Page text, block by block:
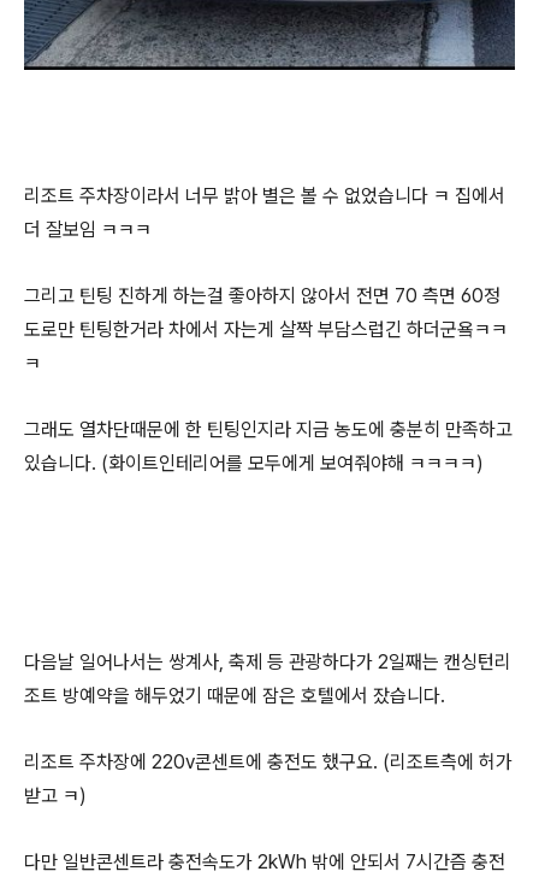
리조트 주차장이라서 너무 밝아 별은 볼 수 없었습니다 ㅋ 집에서
더 잘보임 ㅋㅋㅋ
그리고 틴팅 진하게 하는걸 좋아하지 않아서 전면 70 측면 60정
도로만 틴팅한거라 차에서 자는게 살짝 부담스럽긴 하더군욬ㅋㅋ
ㅋ
그래도 열차단때문에 한 틴팅인지라 지금 농도에 충분히 만족하고
있습니다. (화이트인테리어를 모두에게 보여줘야해 ㅋㅋㅋㅋ)
다음날 일어나서는 쌍계사, 축제 등 관광하다가 2일째는 캔싱턴리
조트 방예약을 해두었기 때문에 잠은 호텔에서 잤습니다.
리조트 주차장에 220v콘센트에 충전도 했구요. (리조트측에 허가
받고 ㅋ)
다만 일반콘센트라 충전속도가 2kWh 밖에 안되서 7시간즘 충전